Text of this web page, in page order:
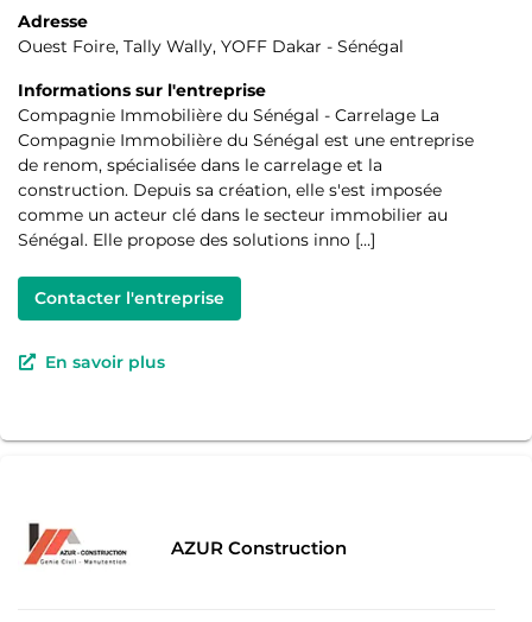
Adresse
Ouest Foire, Tally Wally, YOFF Dakar - Sénégal
Informations sur l'entreprise
Compagnie Immobilière du Sénégal - Carrelage La
Compagnie Immobilière du Sénégal est une entreprise
de renom, spécialisée dans le carrelage et la
construction. Depuis sa création, elle s'est imposée
comme un acteur clé dans le secteur immobilier au
Sénégal. Elle propose des solutions inno […]
Contacter l'entreprise
En savoir plus
AZUR Construction